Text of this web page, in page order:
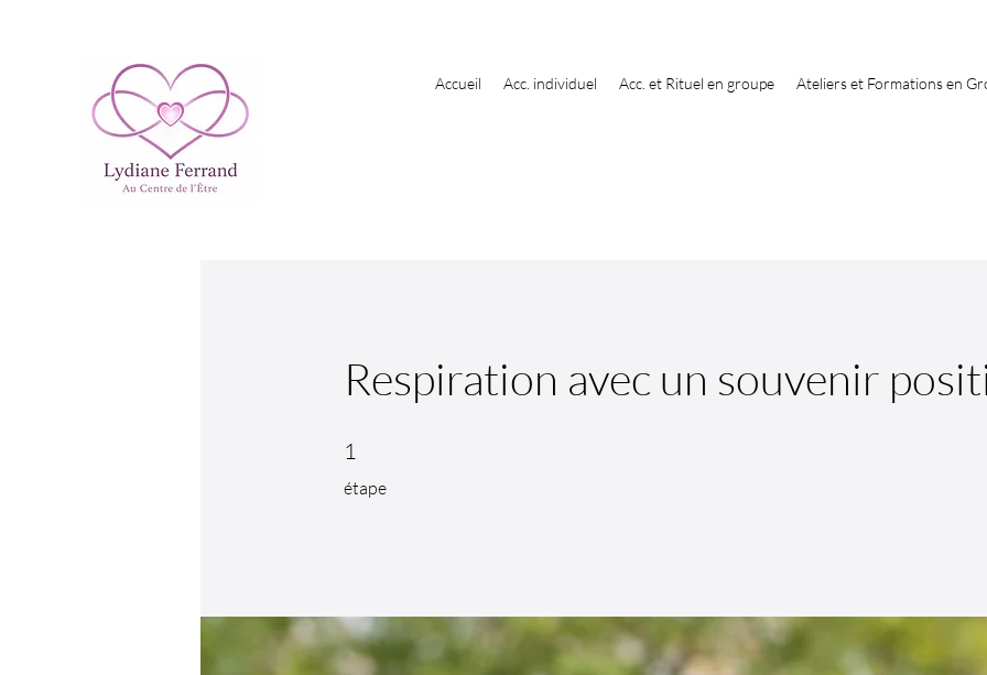
Accueil Acc. individuel Acc. et Rituel en groupe Ateliers et Formations en
Respiration avec un souvenir
1
étape
1 étape